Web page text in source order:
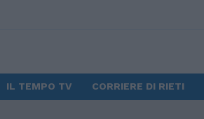
IL TEMPO TV CORRIERE DI RIETI